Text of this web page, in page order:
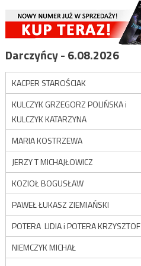
Darczyńcy - 6.08.2026
KACPER STAROŚCIAK
KULCZYK GRZEGORZ POLIŃSKA i
KULCZYK KATARZYNA
MARIA KOSTRZEWA
JERZY T MICHAJŁOWICZ
KOZIOŁ BOGUSŁAW
PAWEŁ ŁUKASZ ZIEMIAŃSKI
POTERA LIDIA i POTERA KRZYSZTOF
NIEMCZYK MICHAŁ